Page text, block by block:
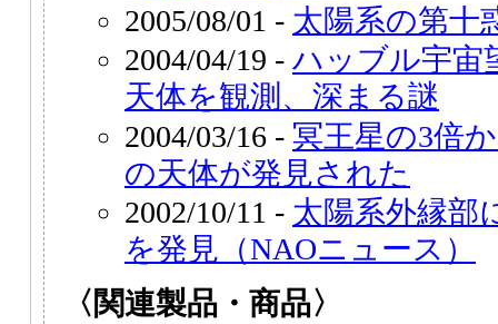
2005/08/01 - 太陽系の第十
2004/04/19 - ハッブル宇宙
天体を観測、深まる謎
2004/03/16 - 冥王星の3倍
の天体が発見された
2002/10/11 - 太陽系外縁部
を発見（NAOニュース）
〈関連製品・商品〉